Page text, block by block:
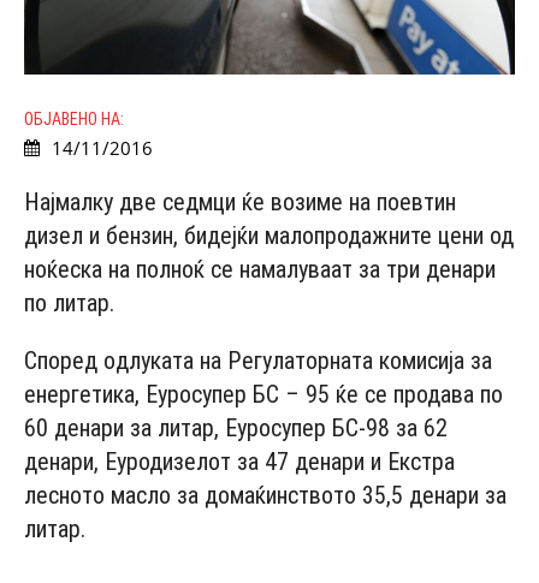
ОБЈАВЕНО НА:
14/11/2016
Најмалку две седмци ќе возиме на поевтин
дизел и бензин, бидејќи малопродажните цени од
ноќеска на полноќ се намалуваат за три денари
по литар.
Според oдлуката на Регулаторната комисија за
енергетика, Еуросупер БС – 95 ќе се продава по
60 денари за литар, Еуросупер БС-98 за 62
денари, Еуродизелот за 47 денари и Екстра
лесното масло за домаќинството 35,5 денари за
литар.